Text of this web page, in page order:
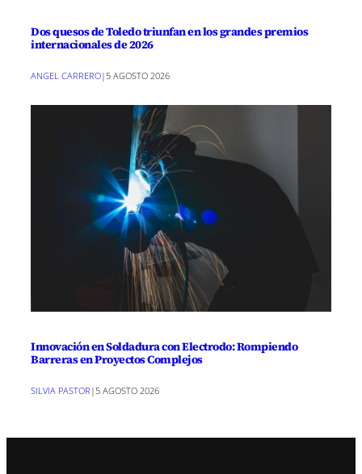
Dos quesos de Toledo triunfan en los grandes premios
internacionales de 2026
ANGEL CARRERO| 5 AGOSTO 2026
Innovación en Soldadura con Electrodo: Rompiendo
Barreras en Proyectos Complejos
SILVIA PASTOR |5 AGOSTO 2026